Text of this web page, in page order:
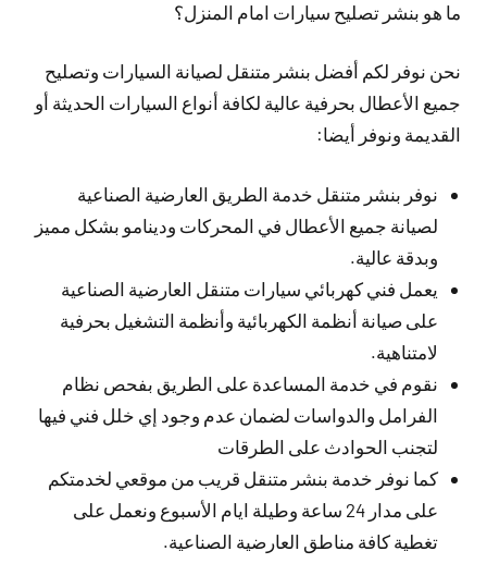
ما هو بنشر تصليح سيارات امام المنزل؟
نحن نوفر لكم أفضل بنشر متنقل لصيانة السيارات وتصليح
جميع الأعطال بحرفية عالية لكافة أنواع السيارات الحديثة أو
القديمة ونوفر أيضا:
نوفر بنشر متنقل خدمة الطريق العارضية الصناعية
لصيانة جميع الأعطال في المحركات ودينامو بشكل مميز
وبدقة عالية.
يعمل فني كهربائي سيارات متنقل العارضية الصناعية
على صيانة أنظمة الكهربائية وأنظمة التشغيل بحرفية
لامتناهية.
نقوم في خدمة المساعدة على الطريق بفحص نظام
الفرامل والدواسات لضمان عدم وجود إي خلل فني فيها
لتجنب الحوادث على الطرقات
كما نوفر خدمة بنشر متنقل قريب من موقعي لخدمتكم
على مدار 24 ساعة وطيلة ايام الأسبوع ونعمل على
تغطية كافة مناطق العارضية الصناعية.